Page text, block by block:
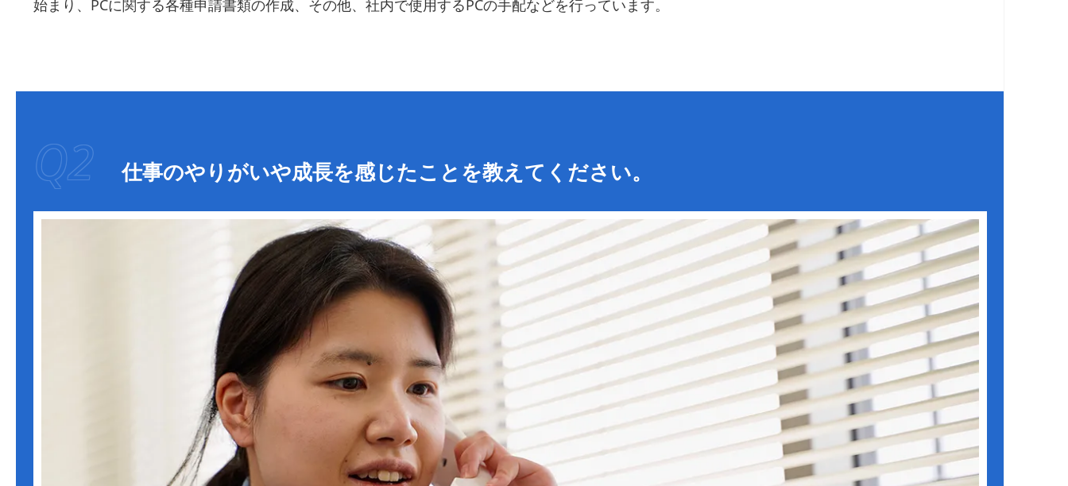
始まり、PCに関する各種申請書類の作成、その他、社内で使用するPCの手配などを行っています。
仕事のやりがいや成長を感じたことを教えてください。